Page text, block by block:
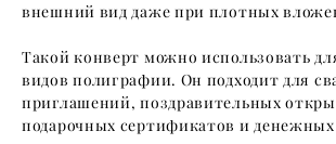
внешний вид даже при плотных
Такой конверт можно использовать
видов полиграфии. Он подходит для
приглашений, поздравительных
подарочных сертификатов и денежных